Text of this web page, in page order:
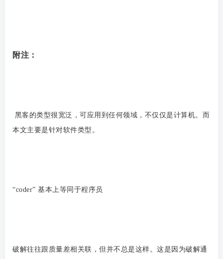
附注：
黑客的类型很宽泛，可应用到任何领域，不仅仅是计算机。而
本文主要是针对软件类型。
“coder” 基本上等同于程序员
破解往往跟质量差相关联，但并不总是这样。这是因为破解通